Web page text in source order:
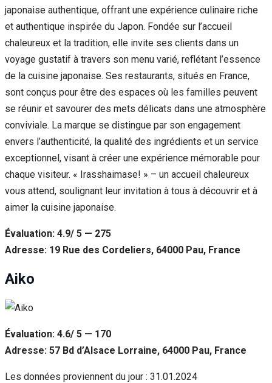
japonaise authentique, offrant une expérience culinaire riche
et authentique inspirée du Japon. Fondée sur l’accueil
chaleureux et la tradition, elle invite ses clients dans un
voyage gustatif à travers son menu varié, reflétant l’essence
de la cuisine japonaise. Ses restaurants, situés en France,
sont conçus pour être des espaces où les familles peuvent
se réunir et savourer des mets délicats dans une atmosphère
conviviale. La marque se distingue par son engagement
envers l’authenticité, la qualité des ingrédients et un service
exceptionnel, visant à créer une expérience mémorable pour
chaque visiteur. « Irasshaimase! » – un accueil chaleureux
vous attend, soulignant leur invitation à tous à découvrir et à
aimer la cuisine japonaise.
Évaluation: 4.9/ 5 — 275
Adresse: 19 Rue des Cordeliers, 64000 Pau, France
Aiko
Évaluation: 4.6/ 5 — 170
Adresse: 57 Bd d’Alsace Lorraine, 64000 Pau, France
Les données proviennent du jour : 31.01.2024